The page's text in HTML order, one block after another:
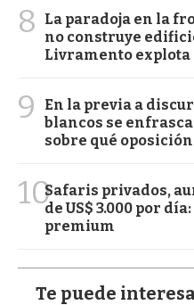
8
La paradoja en la
no construye
Livramento explota
9
En la previa a
blancos se
sobre qué
10Safaris privados,
de US$ 3.000 por
premium
Te puede